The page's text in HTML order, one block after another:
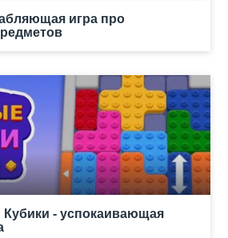
игра про
- успокаивающая